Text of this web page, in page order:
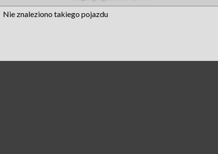
Nie znaleziono takiego pojazdu